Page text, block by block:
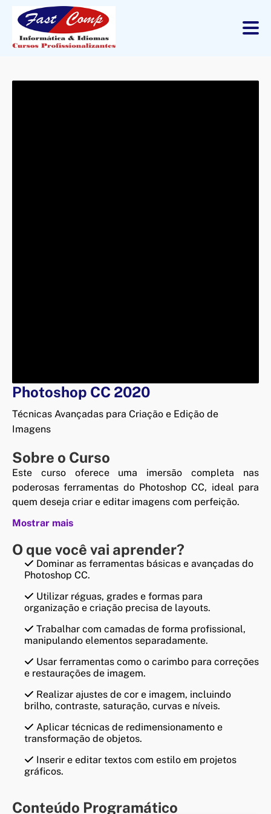
Photoshop CC 2020
Técnicas Avançadas para Criação e Edição de
Imagens
Sobre o Curso
Este curso oferece uma imersão completa nas
poderosas ferramentas do Photoshop CC, ideal para
quem deseja criar e editar imagens com perfeição.
Desde o domínio de camadas e ferramentas básicas,
ajus...
Mostrar mais
O que você vai aprender?
Dominar as ferramentas básicas e avançadas do
Photoshop CC.
Utilizar réguas, grades e formas para
organização e criação precisa de layouts.
Trabalhar com camadas de forma profissional,
manipulando elementos separadamente.
Usar ferramentas como o carimbo para correções
e restaurações de imagem.
Realizar ajustes de cor e imagem, incluindo
brilho, contraste, saturação, curvas e níveis.
Aplicar técnicas de redimensionamento e
transformação de objetos.
Inserir e editar textos com estilo em projetos
gráficos.
Conteúdo Programático